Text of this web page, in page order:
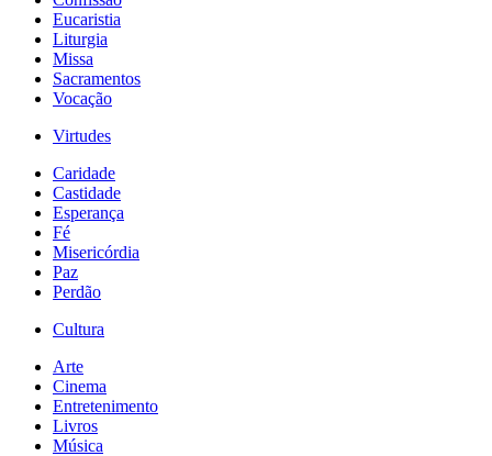
Eucaristia
Liturgia
Missa
Sacramentos
Vocação
Virtudes
Caridade
Castidade
Esperança
Fé
Misericórdia
Paz
Perdão
Cultura
Arte
Cinema
Entretenimento
Livros
Música